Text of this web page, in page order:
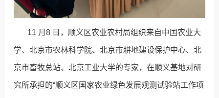
11 月8 日，顺义区农业农村局组织来自中国农业大
学、北京市农林科学院、北京市耕地建设保护中心、北
京市畜牧总站、北京工业大学的专家，在顺义基地对研
究所承担的“顺义区国家农业绿色发展观测试验站工作项